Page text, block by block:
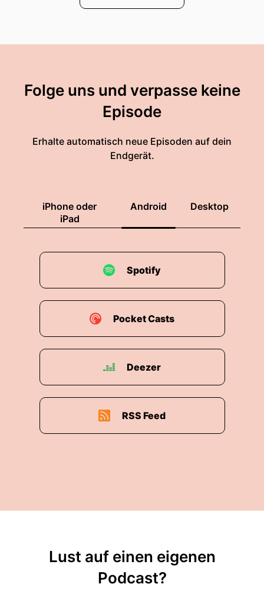
Folge uns und verpasse keine
Episode
Erhalte automatisch neue Episoden auf dein
Endgerät.
iPhone oder
iPad
Android Desktop
Spotify
Pocket Casts
Deezer
RSS Feed
Lust auf einen eigenen
Podcast?